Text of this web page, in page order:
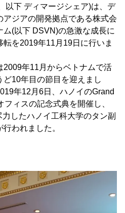
以下 ディマージシェア)は、デ
アジアの開発拠点である株式会
(以下 DSVN)の急激な成長に
を2019年11月19日に行いま
2009年11月からベトナムで活
10年目の節目を迎えまし
年12月6日、ハノイのGrand
ィスの記念式典を開催し、
したハノイ工科大学のタン副
われました。